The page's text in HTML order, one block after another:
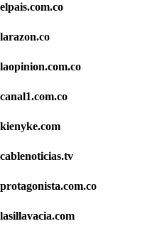
elpais.com.co
larazon.co
laopinion.com.co
canal1.com.co
kienyke.com
cablenoticias.tv
protagonista.com.co
lasillavacia.com